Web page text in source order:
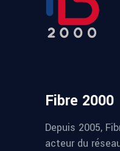
Fibre 2000
Depuis 2005,
acteur du